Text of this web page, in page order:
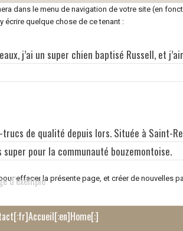
d’exemple
[:fr]Accueil[:en]Home[:]
dans le menu de navigation de votre site (en
écrire quelque chose de ce tenant :
j’ai un super chien baptisé Russell, et
de qualité depuis lors. Située à Saint-
pour la communauté bouzemontoise.
effacer la présente page, et créer de nouvelles